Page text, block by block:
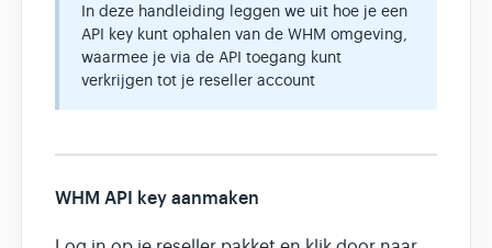
Contact
Klantenpaneel →
Hoasted.com →
In deze handleiding leggen we uit hoe je een
API key kunt ophalen van de WHM omgeving,
waarmee je via de API toegang kunt
verkrijgen tot je reseller account
WHM API key aanmaken